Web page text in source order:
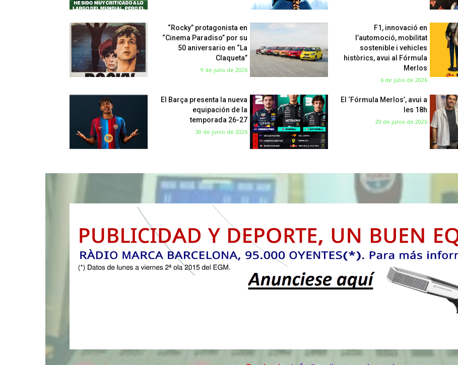
“Rocky” protagonista en
“Cinema Paradiso” por su
50 aniversario en “La
Claqueta”
9 de julio de 2026
F1, innovació en
l’automoció, mobilitat
sostenible i vehicles
històrics, avui al Fórmula
Merlos
6 de julio de 2026
El Barça presenta la nueva
equipación de la
temporada 26-27
30 de junio de 2026
El ‘Fórmula Merlos’, avui a
les 18h
29 de junio de 2026